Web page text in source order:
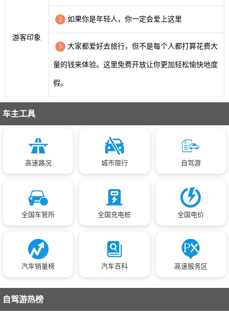
游客印象
2 如果你是年轻人，你一定会爱上这里
3 大家都爱好去旅行，但不是每个人都打算花费大
量的钱来体验。这里免费开放让你更加轻松愉快地度
假。
车主工具
高速路况 城市限行 自驾游
全国车管所 全国充电桩 全国电价
汽车销量榜 汽车百科 高速服务区
自驾游热榜